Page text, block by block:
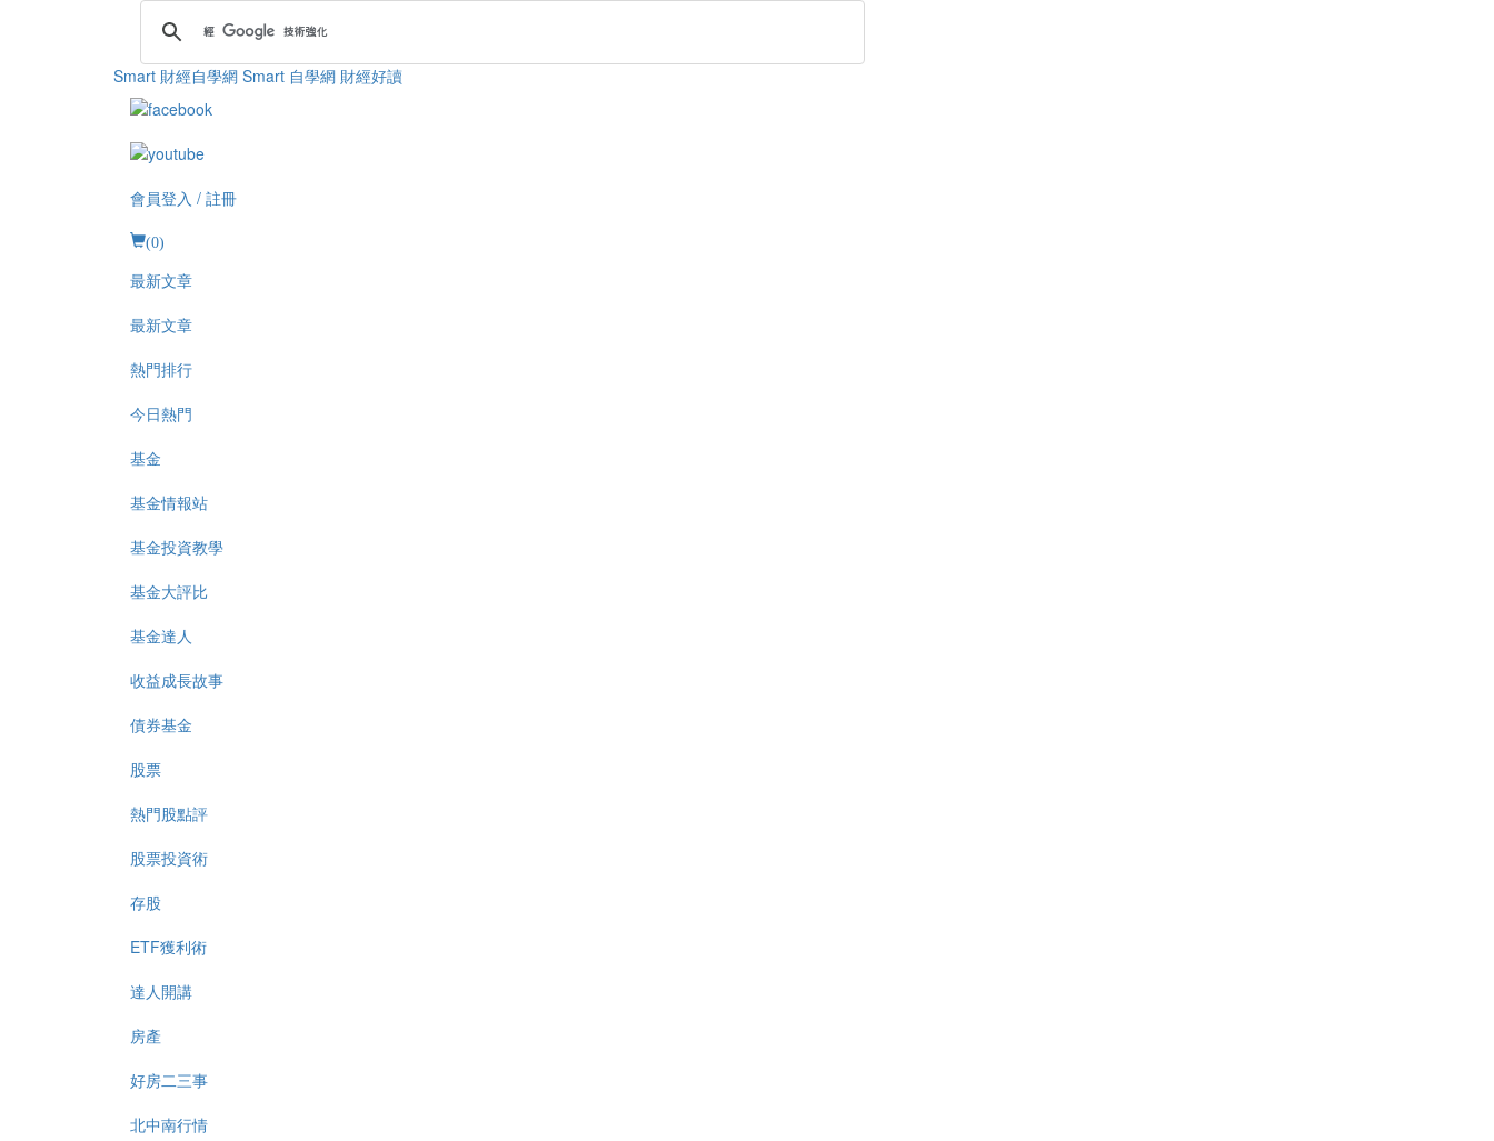
Smart 財經自學網 Smart 自學網 財經好讀
會員登入 / 註冊
(0)
最新文章
最新文章
熱門排行
今日熱門
基金
基金情報站
基金投資教學
基金大評比
基金達人
收益成長故事
債券基金
股票
熱門股點評
股票投資術
存股
ETF獲利術
達人開講
房產
好房二三事
北中南行情